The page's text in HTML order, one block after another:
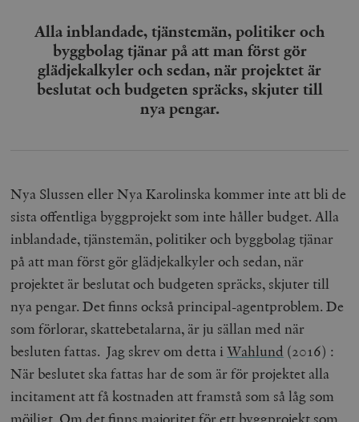
Alla inblandade, tjänstemän, politiker och
byggbolag tjänar på att man först gör
glädjekalkyler och sedan, när projektet är
beslutat och budgeten spräcks, skjuter till
nya pengar.
Nya Slussen eller Nya Karolinska kommer inte att bli de
sista offentliga byggprojekt som inte håller budget. Alla
inblandade, tjänstemän, politiker och byggbolag tjänar
på att man först gör glädjekalkyler och sedan, när
projektet är beslutat och budgeten spräcks, skjuter till
nya pengar. Det finns också principal-agentproblem. De
som förlorar, skattebetalarna, är ju sällan med när
besluten fattas.Jag skrev om detta iWahlund (2016) :
När beslutet ska fattas har de som är för projektet alla
incitament att få kostnaden att framstå som så låg som